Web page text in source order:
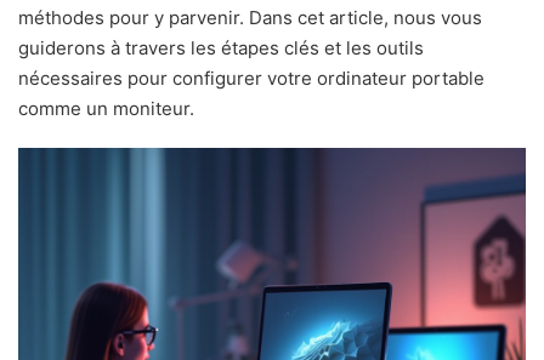
méthodes pour y parvenir. Dans cet article, nous vous
guiderons à travers les étapes clés et les outils
nécessaires pour configurer votre ordinateur portable
comme un moniteur.